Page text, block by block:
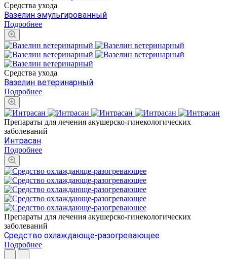
Средства ухода
Вазелин эмульгированный
Подробнее
Средства ухода
Вазелин ветеринарный
Подробнее
Препараты для лечения акушерско-гинекологических
заболеваний
Интрасан
Подробнее
Препараты для лечения акушерско-гинекологических
заболеваний
Средство охлаждающе-разогревающее
Подробнее